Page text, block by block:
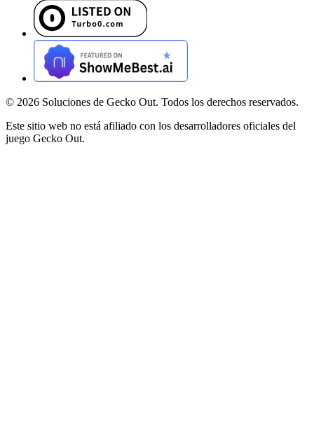
© 2026 Soluciones de Gecko Out. Todos los derechos reservados.
Este sitio web no está afiliado con los desarrolladores oficiales del
juego Gecko Out.